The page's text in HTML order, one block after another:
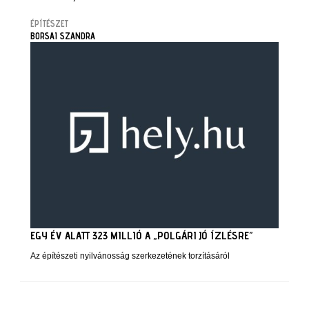
ÉPÍTÉSZET
BORSAI SZANDRA
EGY ÉV ALATT 323 MILLIÓ A „POLGÁRI JÓ ÍZLÉSRE”
Az építészeti nyilvánosság szerkezetének torzításáról